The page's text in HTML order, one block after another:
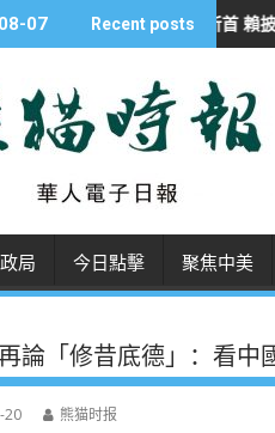
07 Recent posts
防斬首 賴披避彈衣參演 海警南
政局 今日點擊 聚焦中美
論「修昔底德」：看中
20 熊猫时报